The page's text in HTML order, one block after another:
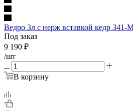
Ведро 3л с нерж вставкой кедр 341-
Под заказ
9 190 ₽
/шт
В корзину